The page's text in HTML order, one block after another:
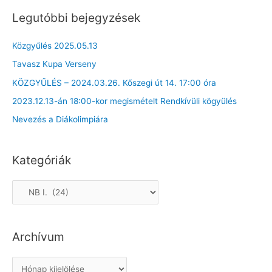
Legutóbbi bejegyzések
Közgyűlés 2025.05.13
Tavasz Kupa Verseny
KÖZGYŰLÉS – 2024.03.26. Kőszegi út 14. 17:00 óra
2023.12.13-án 18:00-kor megismételt Rendkívüli kögyülés
Nevezés a Diákolimpiára
Kategóriák
a
e
Archívum